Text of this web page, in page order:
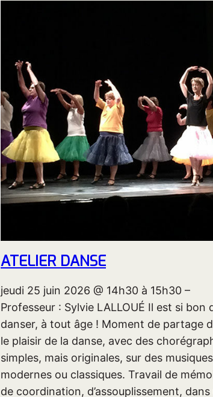
ATELIER DANSE
jeudi 25 juin 2026 @ 14h30 à 15h30 –
Professeur : Sylvie LALLOUÉ Il est si bon
danser, à tout âge ! Moment de partage
le plaisir de la danse, avec des
simples, mais originales, sur des musiques
modernes ou classiques. Travail de
de coordination, d’assouplissement, dans